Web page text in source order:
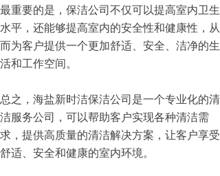
最重要的是，保洁公司不仅可以提高室内卫生
水平，还能够提高室内的安全性和健康性，从
而为客户提供一个更加舒适、安全、洁净的生
活和工作空间。
总之，海盐新时洁保洁公司是一个专业化的清
洁服务公司，可以帮助客户实现各种清洁需
求，提供高质量的清洁解决方案，让客户享受
舒适、安全和健康的室内环境。